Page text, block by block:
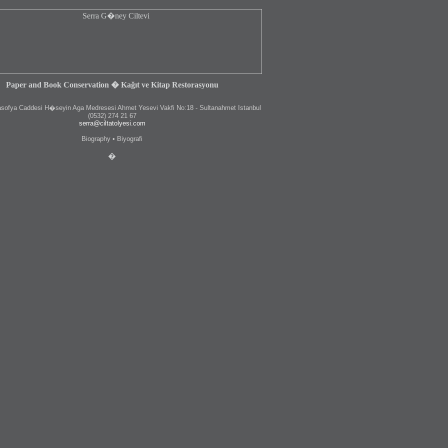
Paper and Book Conservation � Kağıt ve Kitap Restorasyonu
Caddesi H�seyin Aga Medresesi Ahmet Yesevi Vakfi No:18 - Sultanahmet Istanbul
(0532) 274 21 67
serra@ciltatolyesi.com
Biography • Biyografi
�